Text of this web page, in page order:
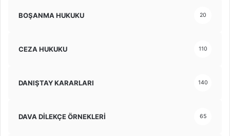
BOŞANMA HUKUKU 20
CEZA HUKUKU 110
DANIŞTAY KARARLARI 140
DAVA DİLEKÇE ÖRNEKLERİ 65